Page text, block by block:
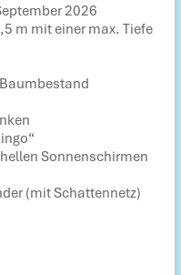
2026
m mit einer max. Tiefe
Sonnenschirmen
(mit Schattennetz)